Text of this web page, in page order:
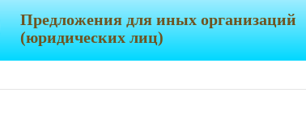
Предложения для иных организаций
(юридических лиц)